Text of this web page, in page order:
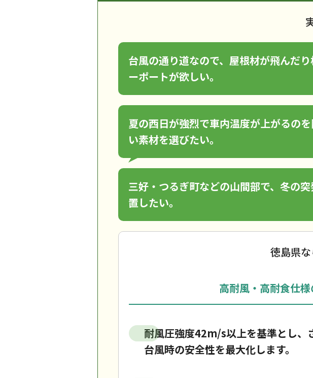
台風の通り道なので、屋根材が飛んだ
ーポートが欲しい。
夏の西日が強烈で車内温度が上がるの
い素材を選びたい。
三好・つるぎ町などの山間部で、冬の
置したい。
徳島県
高耐風・高耐食仕
耐風圧強度42m/s以上を基準とし、
台風時の安全性を最大化します。